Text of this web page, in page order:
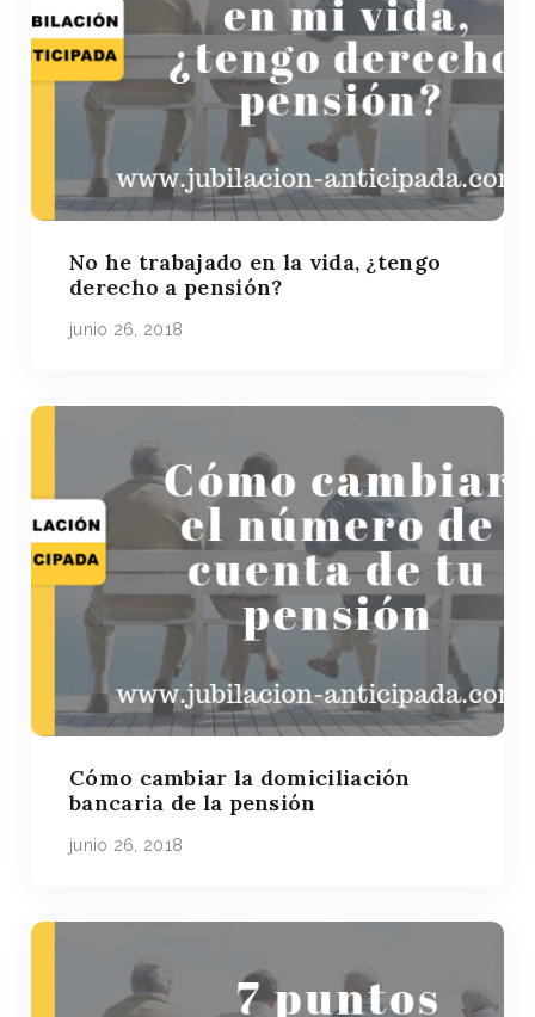
No he trabajado en la vida, ¿tengo
derecho a pensión?
junio 26, 2018
Cómo cambiar la domiciliación
bancaria de la pensión
junio 26, 2018